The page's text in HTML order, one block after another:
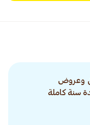
وعروض
سنة كاملة